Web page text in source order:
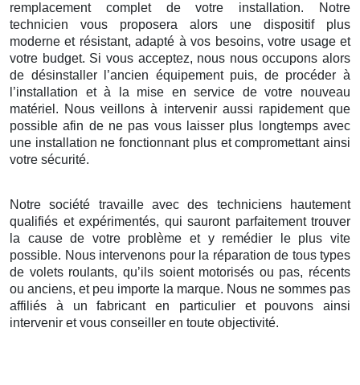
remplacement complet de votre installation. Notre
technicien vous proposera alors une dispositif plus
moderne et résistant, adapté à vos besoins, votre usage et
votre budget. Si vous acceptez, nous nous occupons alors
de désinstaller l’ancien équipement puis, de procéder à
l’installation et à la mise en service de votre nouveau
matériel. Nous veillons à intervenir aussi rapidement que
possible afin de ne pas vous laisser plus longtemps avec
une installation ne fonctionnant plus et compromettant ainsi
votre sécurité.
Notre société travaille avec des techniciens hautement
qualifiés et expérimentés, qui sauront parfaitement trouver
la cause de votre problème et y remédier le plus vite
possible. Nous intervenons pour la réparation de tous types
de volets roulants, qu’ils soient motorisés ou pas, récents
ou anciens, et peu importe la marque. Nous ne sommes pas
affiliés à un fabricant en particulier et pouvons ainsi
intervenir et vous conseiller en toute objectivité.